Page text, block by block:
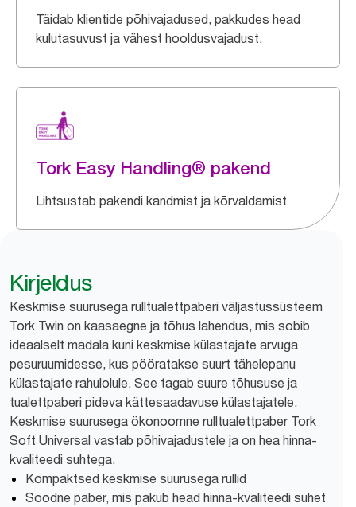
Täidab klientide põhivajadused, pakkudes head
kulutasuvust ja vähest hooldusvajadust.
Tork Easy Handling® pakend
Lihtsustab pakendi kandmist ja kõrvaldamist
Kirjeldus
Keskmise suurusega rulltualettpaberi väljastussüsteem
Tork Twin on kaasaegne ja tõhus lahendus, mis sobib
ideaalselt madala kuni keskmise külastajate arvuga
pesuruumidesse, kus pööratakse suurt tähelepanu
külastajate rahulolule. See tagab suure tõhususe ja
tualettpaberi pideva kättesaadavuse külastajatele.
Keskmise suurusega ökonoomne rulltualettpaber Tork
Soft Universal vastab põhivajadustele ja on hea hinna-
kvaliteedi suhtega.
Kompaktsed keskmise suurusega rullid
Soodne paber, mis pakub head hinna-kvaliteedi suhet